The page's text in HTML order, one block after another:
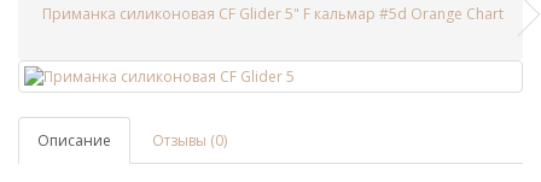
Приманка силиконовая CF Glider 5" F кальмар #5d Orange Chart
Описание Отзывы (0)